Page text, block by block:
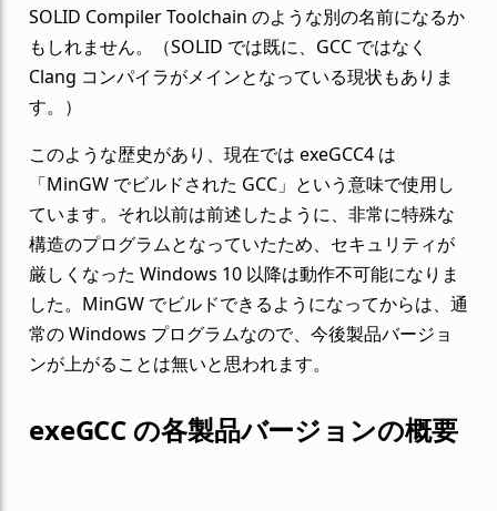
SOLID Compiler Toolchain のような別の名前になるか
もしれません。（SOLID では既に、GCC ではなく
Clang コンパイラがメインとなっている現状もありま
す。）
このような歴史があり、現在では exeGCC4 は
「MinGW でビルドされた GCC」という意味で使用し
ています。それ以前は前述したように、非常に特殊な
構造のプログラムとなっていたため、セキュリティが
厳しくなった Windows 10 以降は動作不可能になりま
した。MinGW でビルドできるようになってからは、通
常の Windows プログラムなので、今後製品バージョ
ンが上がることは無いと思われます。
exeGCC の各製品バージョンの概要